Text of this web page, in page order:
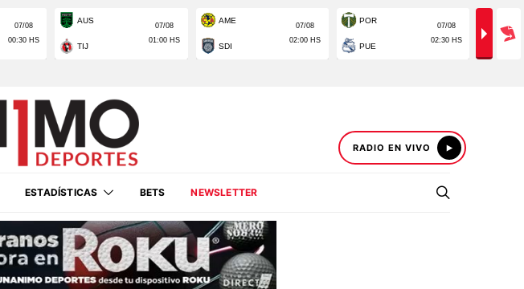
RADIO EN VIVO
ESTADÍSTICAS BETS NEWSLETTER